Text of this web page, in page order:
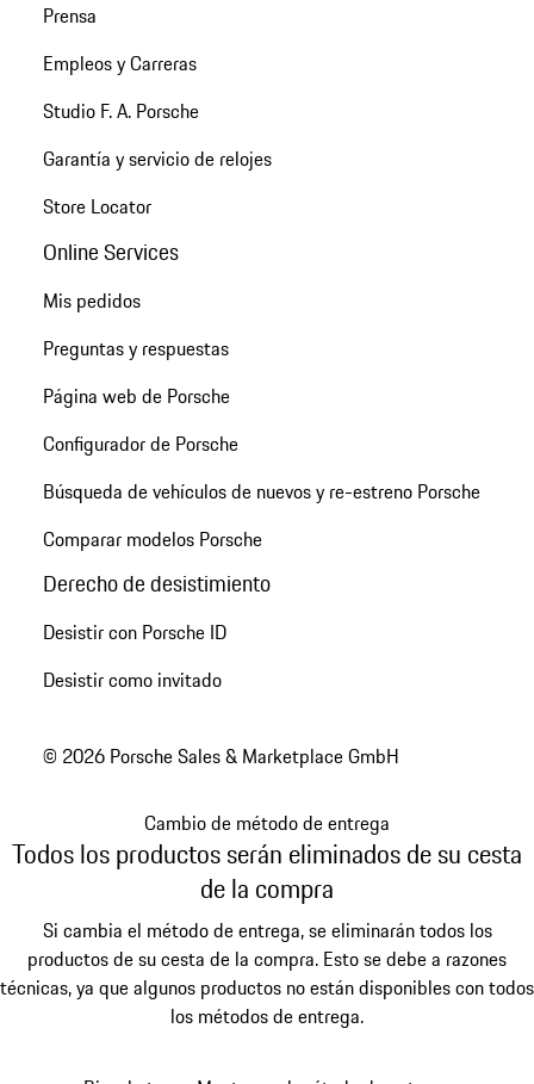
Prensa
Empleos y Carreras
Studio F. A. Porsche
Garantía y servicio de relojes
Store Locator
Online Services
Mis pedidos
Preguntas y respuestas
Página web de Porsche
Configurador de Porsche
Búsqueda de vehículos de nuevos y re-estreno Porsche
Comparar modelos Porsche
Derecho de desistimiento
Desistir con Porsche ID
Desistir como invitado
© 2026 Porsche Sales & Marketplace GmbH
Cambio de método de entrega
Todos los productos serán eliminados de su cesta
de la compra
Si cambia el método de entrega, se eliminarán todos los
productos de su cesta de la compra. Esto se debe a razones
técnicas, ya que algunos productos no están disponibles con todos
los métodos de entrega.